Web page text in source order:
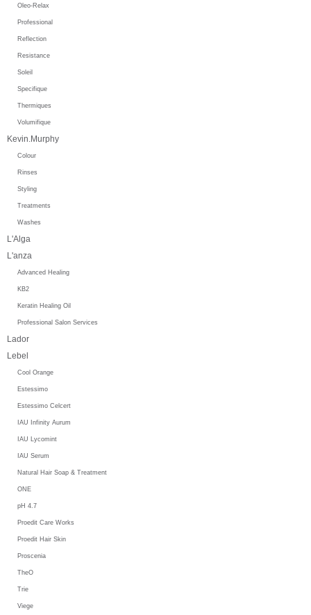
Oleo-Relax
Professional
Reflection
Resistance
Soleil
Specifique
Thermiques
Volumifique
Kevin.Murphy
Colour
Rinses
Styling
Treatments
Washes
L'Alga
L'anza
Advanced Healing
KB2
Keratin Healing Oil
Professional Salon Services
Lador
Lebel
Cool Orange
Estessimo
Estessimo Celcert
IAU Infinity Aurum
IAU Lycomint
IAU Serum
Natural Hair Soap & Treatment
ONE
pH 4.7
Proedit Care Works
Proedit Hair Skin
Proscenia
TheO
Trie
Viege